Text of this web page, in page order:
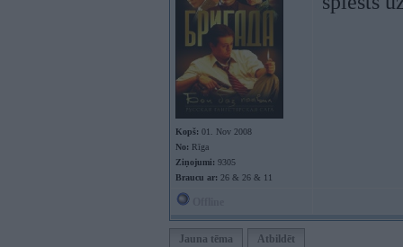
Kopš: 01. Nov 2008
No: Rīga
Ziņojumi: 9305
Braucu ar: 26 & 26 & 11
Jauna tēma Atbildēt